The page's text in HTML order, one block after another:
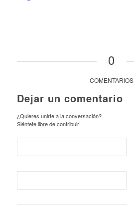
0
COMENTARIOS
Dejar un comentario
¿Quieres unirte a la conversación?
Siéntete libre de contribuir!